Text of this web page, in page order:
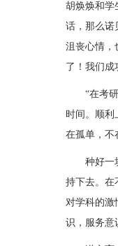
胡焕焕和学
话，那么诺
沮丧心情，
了！我们成
“在考
时间。顺利
在孤单，不
种好一
持下去。在
对学科的激
识，服务意